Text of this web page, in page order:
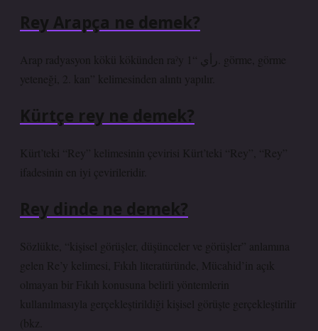
Rey Arapça ne demek?
Arap radyasyon kökü kökünden raˀy رأي “1. görme, görme
yeteneği, 2. kan” kelimesinden alıntı yapılır.
Kürtçe rey ne demek?
Kürt’teki “Rey” kelimesinin çevirisi Kürt’teki “Rey”, “Rey”
ifadesinin en iyi çevirileridir.
Rey dinde ne demek?
Sözlükte, “kişisel görüşler, düşünceler ve görüşler” anlamına
gelen Re’y kelimesi, Fıkıh literatüründe, Mücahid’in açık
olmayan bir Fıkıh konusuna belirli yöntemlerin
kullanılmasıyla gerçekleştirildiği kişisel görüşte gerçekleştirilir
(bkz.